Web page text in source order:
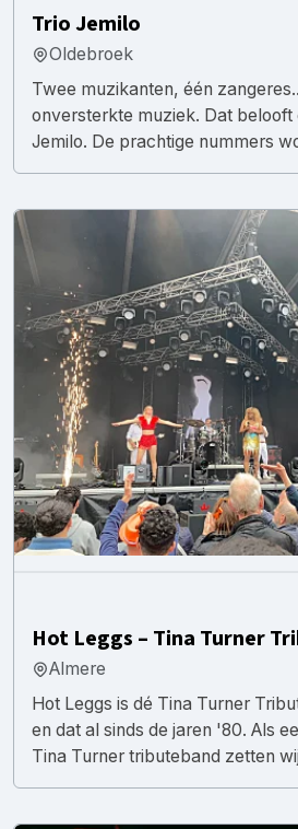
Trio Jemilo
Oldebroek
Twee muzikanten, één
onversterkte muziek. Dat belooft
Jemilo. De prachtige nummers
Hot Leggs – Tina Turner
Almere
Hot Leggs is dé Tina Turner
en dat al sinds de jaren '80. Als
Tina Turner tributeband zetten